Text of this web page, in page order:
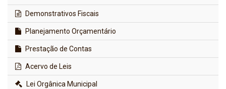
Demonstrativos Fiscais
Planejamento Orçamentário
Prestação de Contas
Acervo de Leis
Lei Orgânica Municipal